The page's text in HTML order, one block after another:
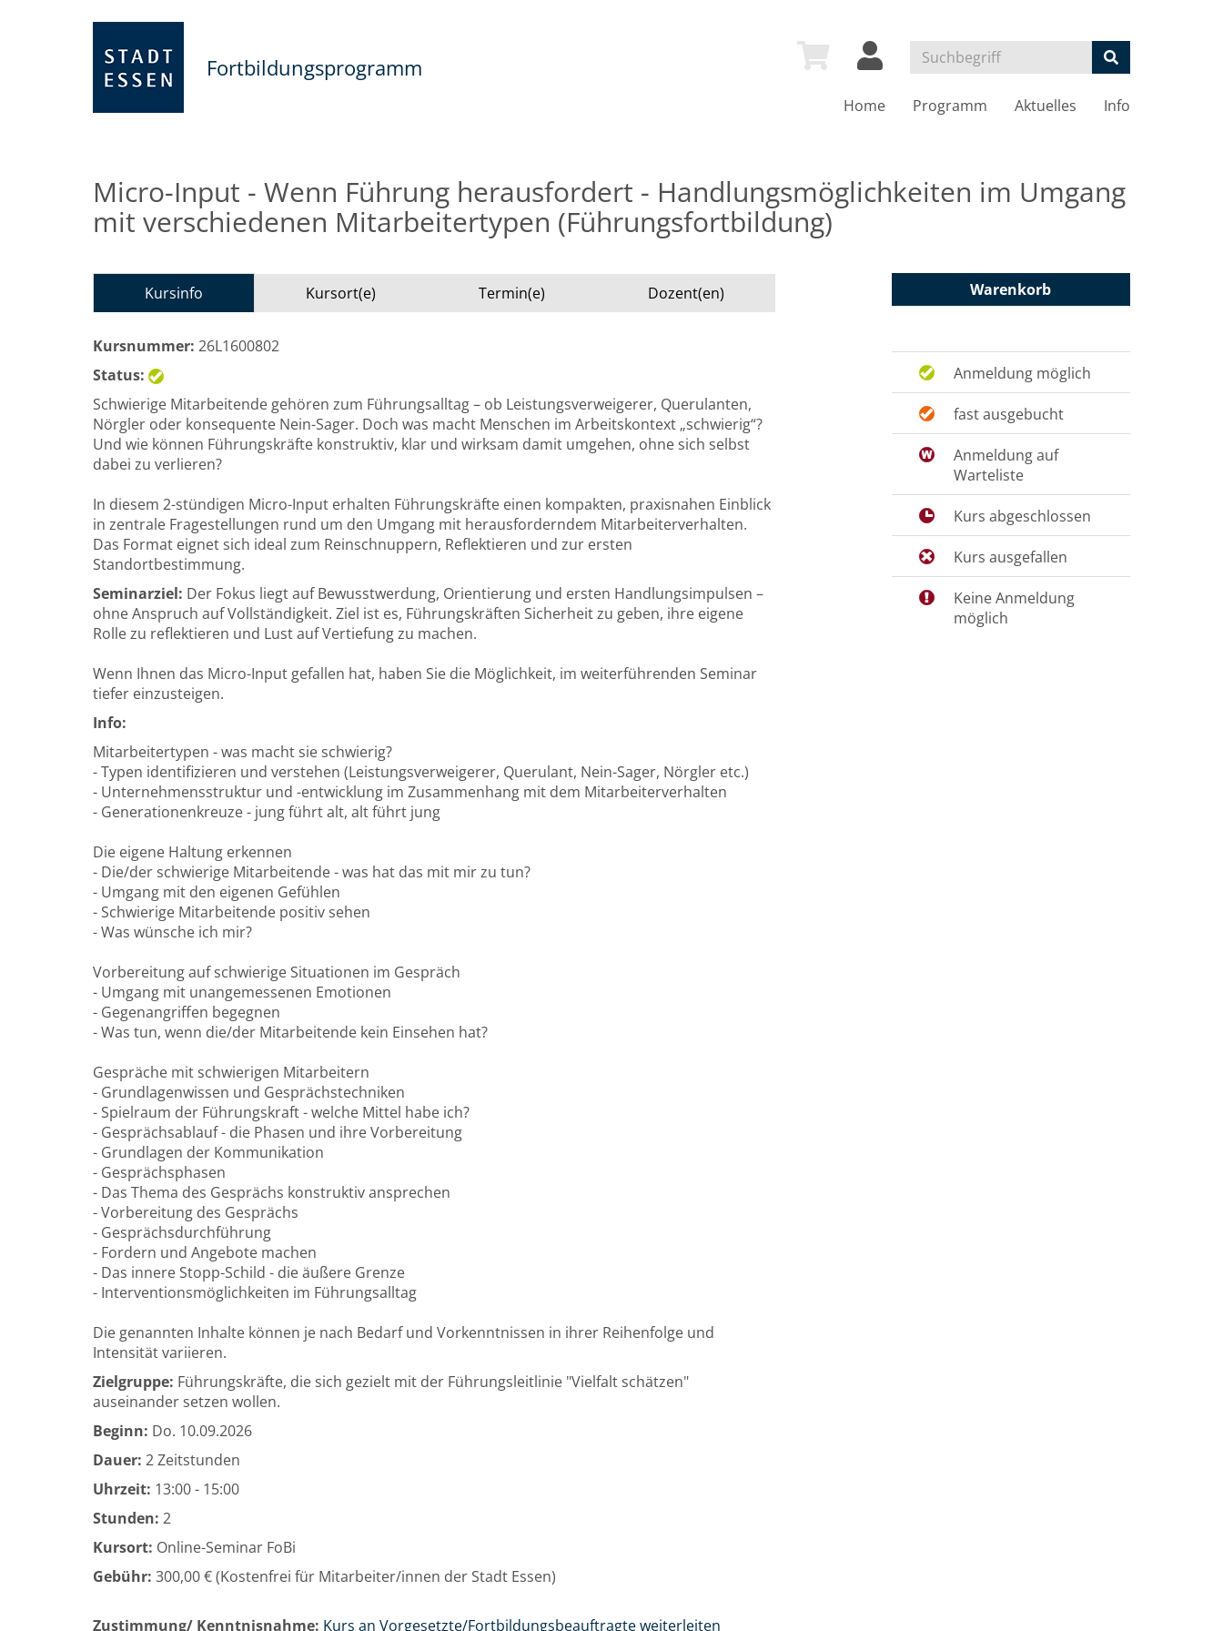
Fortbildungsprogramm
Home Programm Aktuelles Info
Micro-Input - Wenn Führung herausfordert - Handlungsmöglichkeiten im Umgang
mit verschiedenen Mitarbeitertypen (Führungsfortbildung)
Kursinfo Kursort(e) Termin(e) Dozent(en)
Kursnummer: 26L1600802
Status:
Schwierige Mitarbeitende gehören zum Führungsalltag – ob Leistungsverweigerer, Querulanten,
Nörgler oder konsequente Nein-Sager. Doch was macht Menschen im Arbeitskontext „schwierig“?
Und wie können Führungskräfte konstruktiv, klar und wirksam damit umgehen, ohne sich selbst
dabei zu verlieren?
In diesem 2-stündigen Micro-Input erhalten Führungskräfte einen kompakten, praxisnahen Einblick
in zentrale Fragestellungen rund um den Umgang mit herausforderndem Mitarbeiterverhalten.
Das Format eignet sich ideal zum Reinschnuppern, Reflektieren und zur ersten
Standortbestimmung.
Seminarziel: Der Fokus liegt auf Bewusstwerdung, Orientierung und ersten Handlungsimpulsen –
ohne Anspruch auf Vollständigkeit. Ziel ist es, Führungskräften Sicherheit zu geben, ihre eigene
Rolle zu reflektieren und Lust auf Vertiefung zu machen.
Wenn Ihnen das Micro-Input gefallen hat, haben Sie die Möglichkeit, im weiterführenden Seminar
tiefer einzusteigen.
Info:
Mitarbeitertypen - was macht sie schwierig?
- Typen identifizieren und verstehen (Leistungsverweigerer, Querulant, Nein-Sager, Nörgler etc.)
- Unternehmensstruktur und -entwicklung im Zusammenhang mit dem Mitarbeiterverhalten
- Generationenkreuze - jung führt alt, alt führt jung
Die eigene Haltung erkennen
- Die/der schwierige Mitarbeitende - was hat das mit mir zu tun?
- Umgang mit den eigenen Gefühlen
- Schwierige Mitarbeitende positiv sehen
- Was wünsche ich mir?
Vorbereitung auf schwierige Situationen im Gespräch
- Umgang mit unangemessenen Emotionen
- Gegenangriffen begegnen
- Was tun, wenn die/der Mitarbeitende kein Einsehen hat?
Gespräche mit schwierigen Mitarbeitern
- Grundlagenwissen und Gesprächstechniken
- Spielraum der Führungskraft - welche Mittel habe ich?
- Gesprächsablauf - die Phasen und ihre Vorbereitung
- Grundlagen der Kommunikation
- Gesprächsphasen
- Das Thema des Gesprächs konstruktiv ansprechen
- Vorbereitung des Gesprächs
- Gesprächsdurchführung
- Fordern und Angebote machen
- Das innere Stopp-Schild - die äußere Grenze
- Interventionsmöglichkeiten im Führungsalltag
Die genannten Inhalte können je nach Bedarf und Vorkenntnissen in ihrer Reihenfolge und
Intensität variieren.
Zielgruppe: Führungskräfte, die sich gezielt mit der Führungsleitlinie "Vielfalt schätzen"
auseinander setzen wollen.
Beginn: Do. 10.09.2026
Dauer: 2 Zeitstunden
Uhrzeit: 13:00 - 15:00
Stunden: 2
Kursort: Online-Seminar FoBi
Gebühr: 300,00 € (Kostenfrei für Mitarbeiter/innen der Stadt Essen)
Zustimmung/ Kenntnisnahme: Kurs an Vorgesetzte/Fortbildungsbeauftragte weiterleiten
Warenkorb
Anmeldung möglich
fast ausgebucht
Anmeldung auf
Warteliste
Kurs abgeschlossen
Kurs ausgefallen
Keine Anmeldung
möglich